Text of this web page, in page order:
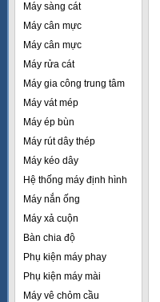
Máy sàng cát
Máy cân mực
Máy cân mực
Máy rửa cát
Máy gia công trung tâm
Máy vát mép
Máy ép bùn
Máy rút dây thép
Máy kéo dây
Hệ thống máy định hình
Máy nắn ống
Máy xả cuộn
Bàn chia độ
Phụ kiện máy phay
Phụ kiện máy mài
Máy vê chỏm cầu